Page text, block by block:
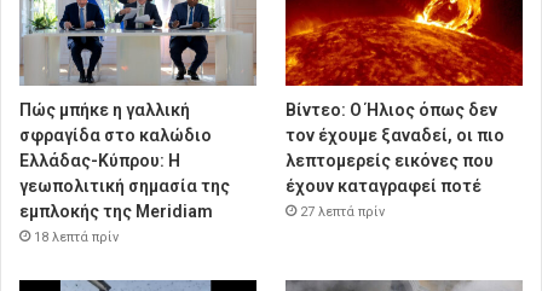
Πώς μπήκε η γαλλική
σφραγίδα στο καλώδιο
Ελλάδας-Κύπρου: Η
γεωπολιτική σημασία της
εμπλοκής της Meridiam
18 λεπτά πρίν
Βίντεο: Ο Ήλιος όπως δεν
τον έχουμε ξαναδεί, οι πιο
λεπτομερείς εικόνες που
έχουν καταγραφεί ποτέ
27 λεπτά πρίν